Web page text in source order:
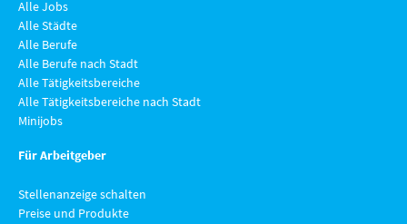
Alle Jobs
Alle Städte
Alle Berufe
Alle Berufe nach Stadt
Alle Tätigkeitsbereiche
Alle Tätigkeitsbereiche nach Stadt
Minijobs
Für Arbeitgeber
Stellenanzeige schalten
Preise und Produkte